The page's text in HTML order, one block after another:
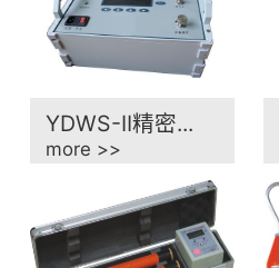
YDWS-II精密...
more >>